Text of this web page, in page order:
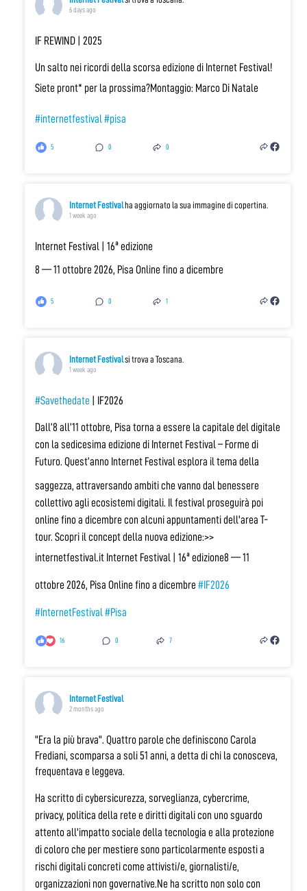
6 days ago
IF REWIND | 2025
Un salto nei ricordi della scorsa edizione di Internet Festival!
Siete pront* per la prossima?Montaggio: Marco Di Natale
#internetfestival #pisa
5 0 0
Internet Festivalha aggiornato la sua immagine di copertina.
1 week ago
Internet Festival | 16ª edizione
8 — 11 ottobre 2026, Pisa Online fino a dicembre
5 0 1
Internet Festivalsi trova a Toscana.
1 week ago
#Savethedate | IF2026
Dall’8 all’11 ottobre, Pisa torna a essere la capitale del digitale
con la sedicesima edizione di Internet Festival – Forme di
Futuro. Quest’anno Internet Festival esplora il tema della
saggezza, attraversando ambiti che vanno dal benessere
collettivo agli ecosistemi digitali. Il festival proseguirà poi
online fino a dicembre con alcuni appuntamenti dell'area T-
tour. Scopri il concept della nuova edizione:>>
internetfestival.it Internet Festival | 16ª edizione8 — 11
ottobre 2026, Pisa Online fino a dicembre #IF2026
#InternetFestival #Pisa
16 0 7
Internet Festival
2 months ago
"Era la più brava". Quattro parole che definiscono Carola
Frediani, scomparsa a soli 51 anni, a detta di chi la conosceva,
frequentava e leggeva.
Ha scritto di cybersicurezza, sorveglianza, cybercrime,
privacy, politica della rete e diritti digitali con uno sguardo
attento all'impatto sociale della tecnologia e alla protezione
di coloro che per mestiere sono particolarmente esposti a
rischi digitali concreti come attivisti/e, giornalisti/e,
organizzazioni non governative.Ne ha scritto non solo con